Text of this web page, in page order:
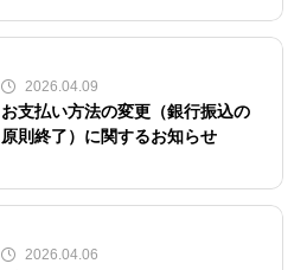
2026.04.09
お支払い方法の変更（銀行振込の
原則終了）に関するお知らせ
2026.04.06